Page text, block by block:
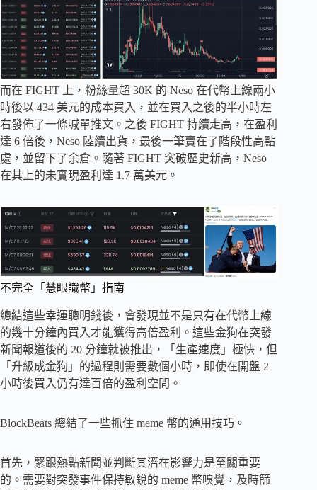
而在 FIGHT 上，粉絲量超 30K 的 Neso 在代幣上線兩小
時後以 434 美元的成本買入，並在買入之後的半小時左
右發佈了一條喊單推文。之後 FIGHT 持續走高，在盈利
達 6 倍後，Neso 陸續出貨，最後一筆賣在了階段性高點
處，並留下了余倉。隨著 FIGHT 突破歷史新高，Neso
在其上的未實現盈利達 1.7 萬美元。
不完全「慧眼識幣」指南
總結這些幸運聰明錢後，會發現並不是只有在代幣上線
的幾十分鐘內買入才能獲得高倍盈利。這些金狗在突發
新聞報道後的 20 分鐘就被推出，「生產速度」極快，但
「升級成金狗」的過程則需要數個小時，即使在開盤 2
小時後買入仍有達百倍的盈利空間。
BlockBeats 總結了一些抓住 meme 幣的通用技巧。
首先，緊跟熱點新聞並判斷其潛在影響力是至關重要
的。需要對突發事件保持敏銳的 meme 幣嗅覺，及時篩